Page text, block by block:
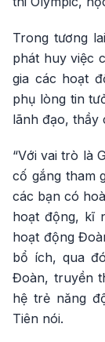
Trong tương
phát huy việc
gia các hoạt
phụ lòng tin
lãnh đạo, thầy
“Với vai trò là
cố gắng tham
các bạn có
hoạt động, kĩ
hoạt động
bổ ích, qua
Đoàn, truyền
hệ trẻ năng
Tiên nói.